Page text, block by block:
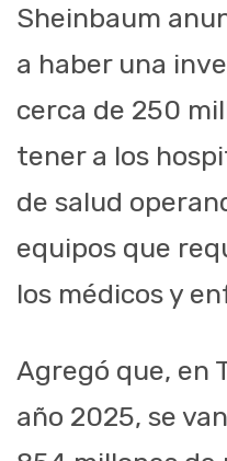
Sheinbaum
a haber una
cerca de 250
tener a los
de salud
equipos que
los médicos y
Agregó que, en
año 2025, se